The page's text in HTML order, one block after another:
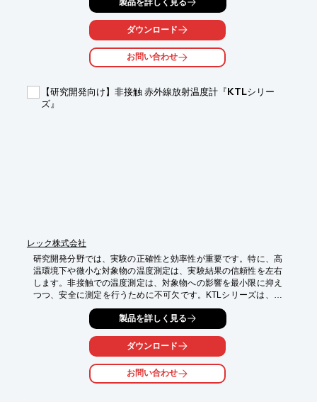
を再現し、実験の再現性を高めます。
【活用シーン】
・電気電子部品の性能評価試験
・モーター、照明機器の動作試験
・多様な電力環境の再現による、実験の信頼性向上
・試験時間の短縮
ダウンロード
お問い合わせ
【研究開発向け】非接触 赤外線放射温度計『KTLシリー
ズ』
レック株式会社
研究開発分野では、実験の正確性と効率性が重要です。特に、高
温環境下や微小な対象物の温度測定は、実験結果の信頼性を左右
します。非接触での温度測定は、対象物への影響を最小限に抑え
つつ、安全に測定を行うために不可欠です。KTLシリーズは、ガ
ラス越し測定や微小面積の測定に対応し、研究開発における温度
測定の課題を解決します。
【活用シーン】
・真空チャンバー内の温度測定
・微小部品の温度測定
・ガラス越しでの温度測定
製品を詳しく見る
ダウンロード
お問い合わせ